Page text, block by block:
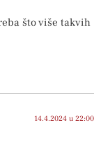
što više takvih
14.4.2024 u 22:00